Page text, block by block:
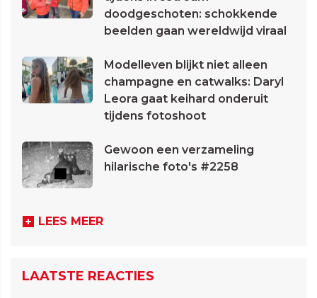
doodgeschoten: schokkende
beelden gaan wereldwijd viraal
Modelleven blijkt niet alleen
champagne en catwalks: Daryl
Leora gaat keihard onderuit
tijdens fotoshoot
Gewoon een verzameling
hilarische foto's #2258
LEES MEER
LAATSTE REACTIES